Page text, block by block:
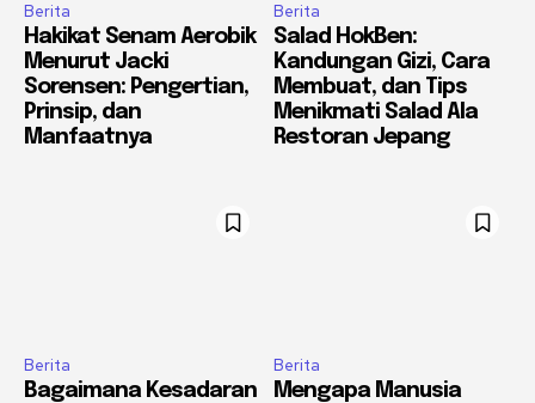
Berita
Hakikat Senam Aerobik
Menurut Jacki
Sorensen: Pengertian,
Prinsip, dan
Manfaatnya
Berita
Salad HokBen:
Kandungan Gizi, Cara
Membuat, dan Tips
Menikmati Salad Ala
Restoran Jepang
Berita
Bagaimana Kesadaran
Berita
Mengapa Manusia